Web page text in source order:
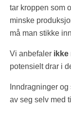
tar kroppen som
minske
må man stikke
Vi anbefaler ikke
potensielt drar i
Inndragninger
av seg selv med